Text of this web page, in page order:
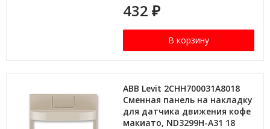
432₽
В корзину
ABB Levit 2CHH700031A8018
Сменная панель на накладку
для датчика движения кофе
макиато, ND3299H-A31 18